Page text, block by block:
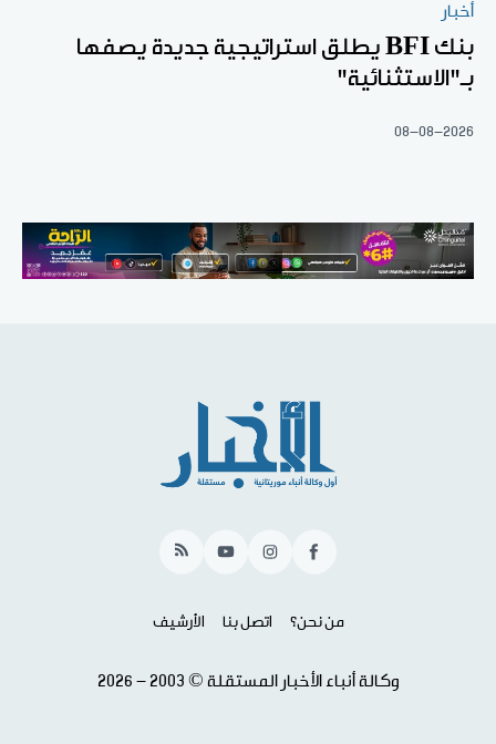
أخبار
بنك BFI يطلق استراتيجية جديدة يصفها
بـ"الاستثنائية"
08-08-2026
Facebook
Instagram
YouTube
RSS
من نحن؟ اتصل بنا الأرشيف
وكالة أنباء الأخبار المستقلة © 2003 - 2026